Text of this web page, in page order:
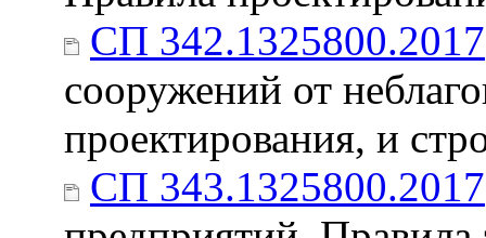
СП 342.1325800.2017
сооружений от
проектирования, и
СП 343.1325800.2017